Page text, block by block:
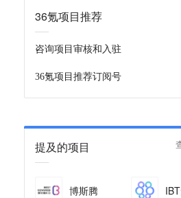
36氪项目推荐
咨询项目审核和入驻
36氪项目推荐订阅号
提及的项目
博斯腾